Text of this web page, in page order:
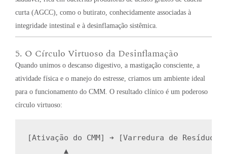
curta (AGCC), como o butirato, conhecidamente associadas à
integridade intestinal e à desinflamação sistêmica.
5. O Círculo Virtuoso da Desinflamação
Quando unimos o descanso digestivo, a mastigação consciente, a
atividade física e o manejo do estresse, criamos um ambiente ideal
para o funcionamento do CMM. O resultado clínico é um poderoso
círculo virtuoso:
[Ativação do CMM] ➔ [Varredura de
▲